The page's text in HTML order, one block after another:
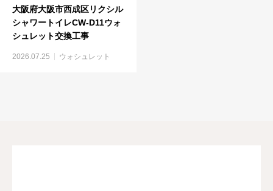
大阪府大阪市西成区リクシル
シャワートイレCW-D11ウォ
シュレット交換工事
2026.07.25 ウォシュレット